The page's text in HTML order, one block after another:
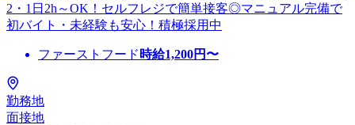
2・1日2h～OK！セルフレジで簡単接客◎マニュアル完備で
初バイト・未経験も安心！積極採用中
ファーストフード 時給1,200円〜
勤務地
面接地